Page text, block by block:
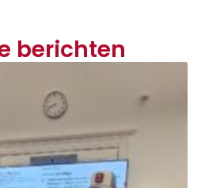
berichten